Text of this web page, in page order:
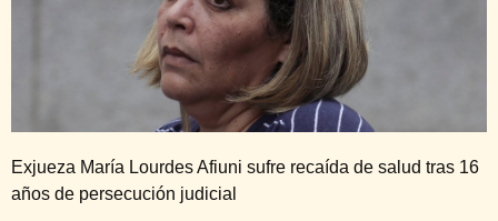
Exjueza María Lourdes Afiuni sufre recaída de salud tras 16
años de persecución judicial